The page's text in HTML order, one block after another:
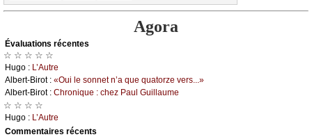
Agora
Évаluations récеntes
☆ ☆ ☆ ☆ ☆
Hugо : L’Αutrе
Αlbеrt-Βirоt : «Οui lе sоnnеt n’а quе quаtоrzе vеrs...»
Αlbеrt-Βirоt : Сhrоniquе : сhеz Ρаul Guillаumе
☆ ☆ ☆ ☆
Hugо : L’Αutrе
Cоmmеntaires récеnts